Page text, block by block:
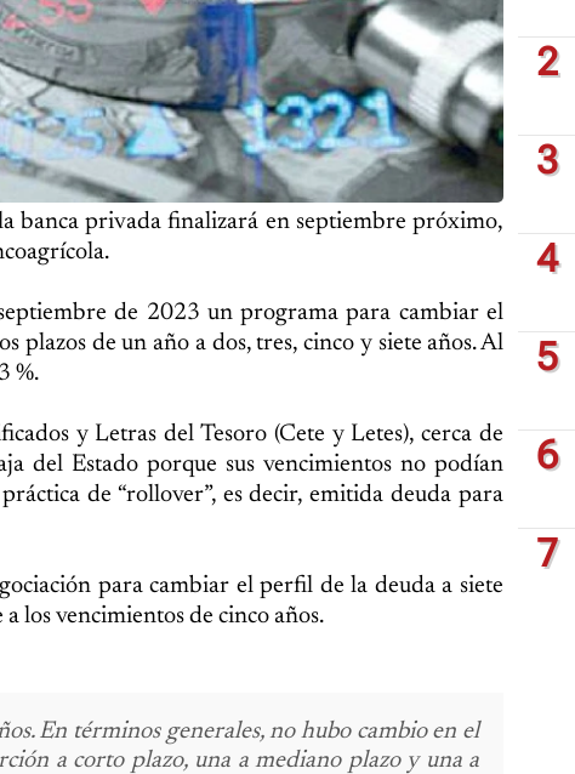
banca privada finalizará en septiembre próximo,
de 2023 un programa para cambiar el
plazos de un año a dos, tres, cinco y siete años. Al
%.
y Letras del Tesoro (Cete y Letes), cerca de
del Estado porque sus vencimientos no podían
de “rollover”, es decir, emitida deuda para
para cambiar el perfil de la deuda a siete
los vencimientos de cinco años.
En términos generales, no hubo cambio en el
a corto plazo, una a mediano plazo y una a
2
3
4
5
6
7